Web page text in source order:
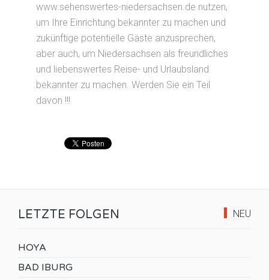
www.sehenswertes-niedersachsen.de nutzen,
um Ihre Einrichtung bekannter zu machen und
zukünftige potentielle Gäste anzusprechen,
aber auch, um Niedersachsen als freundliches
und liebenswertes Reise- und Urlaubsland
bekannter zu machen. Werden Sie ein Teil
davon !!!
NEU
LETZTE FOLGEN
HOYA
BAD IBURG